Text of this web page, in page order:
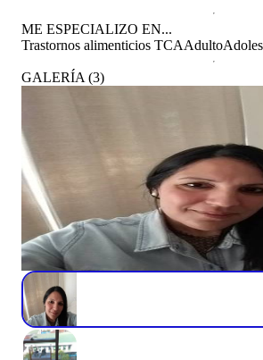
ME ESPECIALIZO EN...
Trastornos alimenticios TCAAdulto
GALERÍA (3)